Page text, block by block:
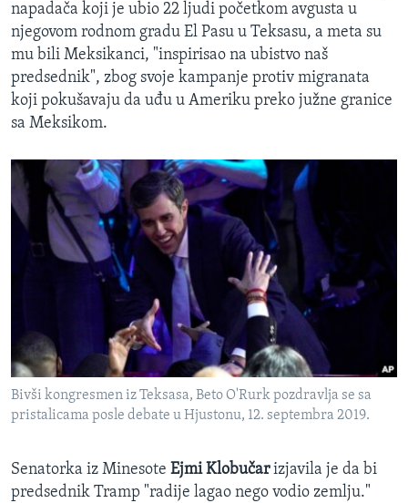
napadača koji je ubio 22 ljudi početkom avgusta u
njegovom rodnom gradu El Pasu u Teksasu, a meta su
mu bili Meksikanci, "inspirisao na ubistvo naš
predsednik", zbog svoje kampanje protiv migranata
koji pokušavaju da uđu u Ameriku preko južne granice
sa Meksikom.
Bivši kongresmen iz Teksasa, Beto O'Rurk pozdravlja se sa
pristalicama posle debate u Hjustonu, 12. septembra 2019.
Senatorka iz Minesote Ejmi Klobučarizjavila je da bi
predsednik Tramp "radije lagao nego vodio zemlju."